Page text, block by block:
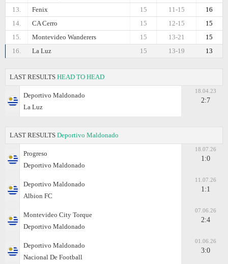
13.
Fenix 16
11-15
15
14.
CA Cerro 15
12-15
15
15.
Montevideo Wanderers 15
13-21
15
16.
La Luz 13
13-19
15
LAST RESULTS HEAD TO HEAD
Deportivo Maldonado
La Luz
18.04.23
2:7
LAST RESULTS Deportivo Maldonado
Progreso
Deportivo Maldonado
18.07.26
1:0
Deportivo Maldonado
Albion FC
11.07.26
1:1
Montevideo City Torque
Deportivo Maldonado
07.06.26
2:4
Deportivo Maldonado
Nacional De Football
01.06.26
3:0